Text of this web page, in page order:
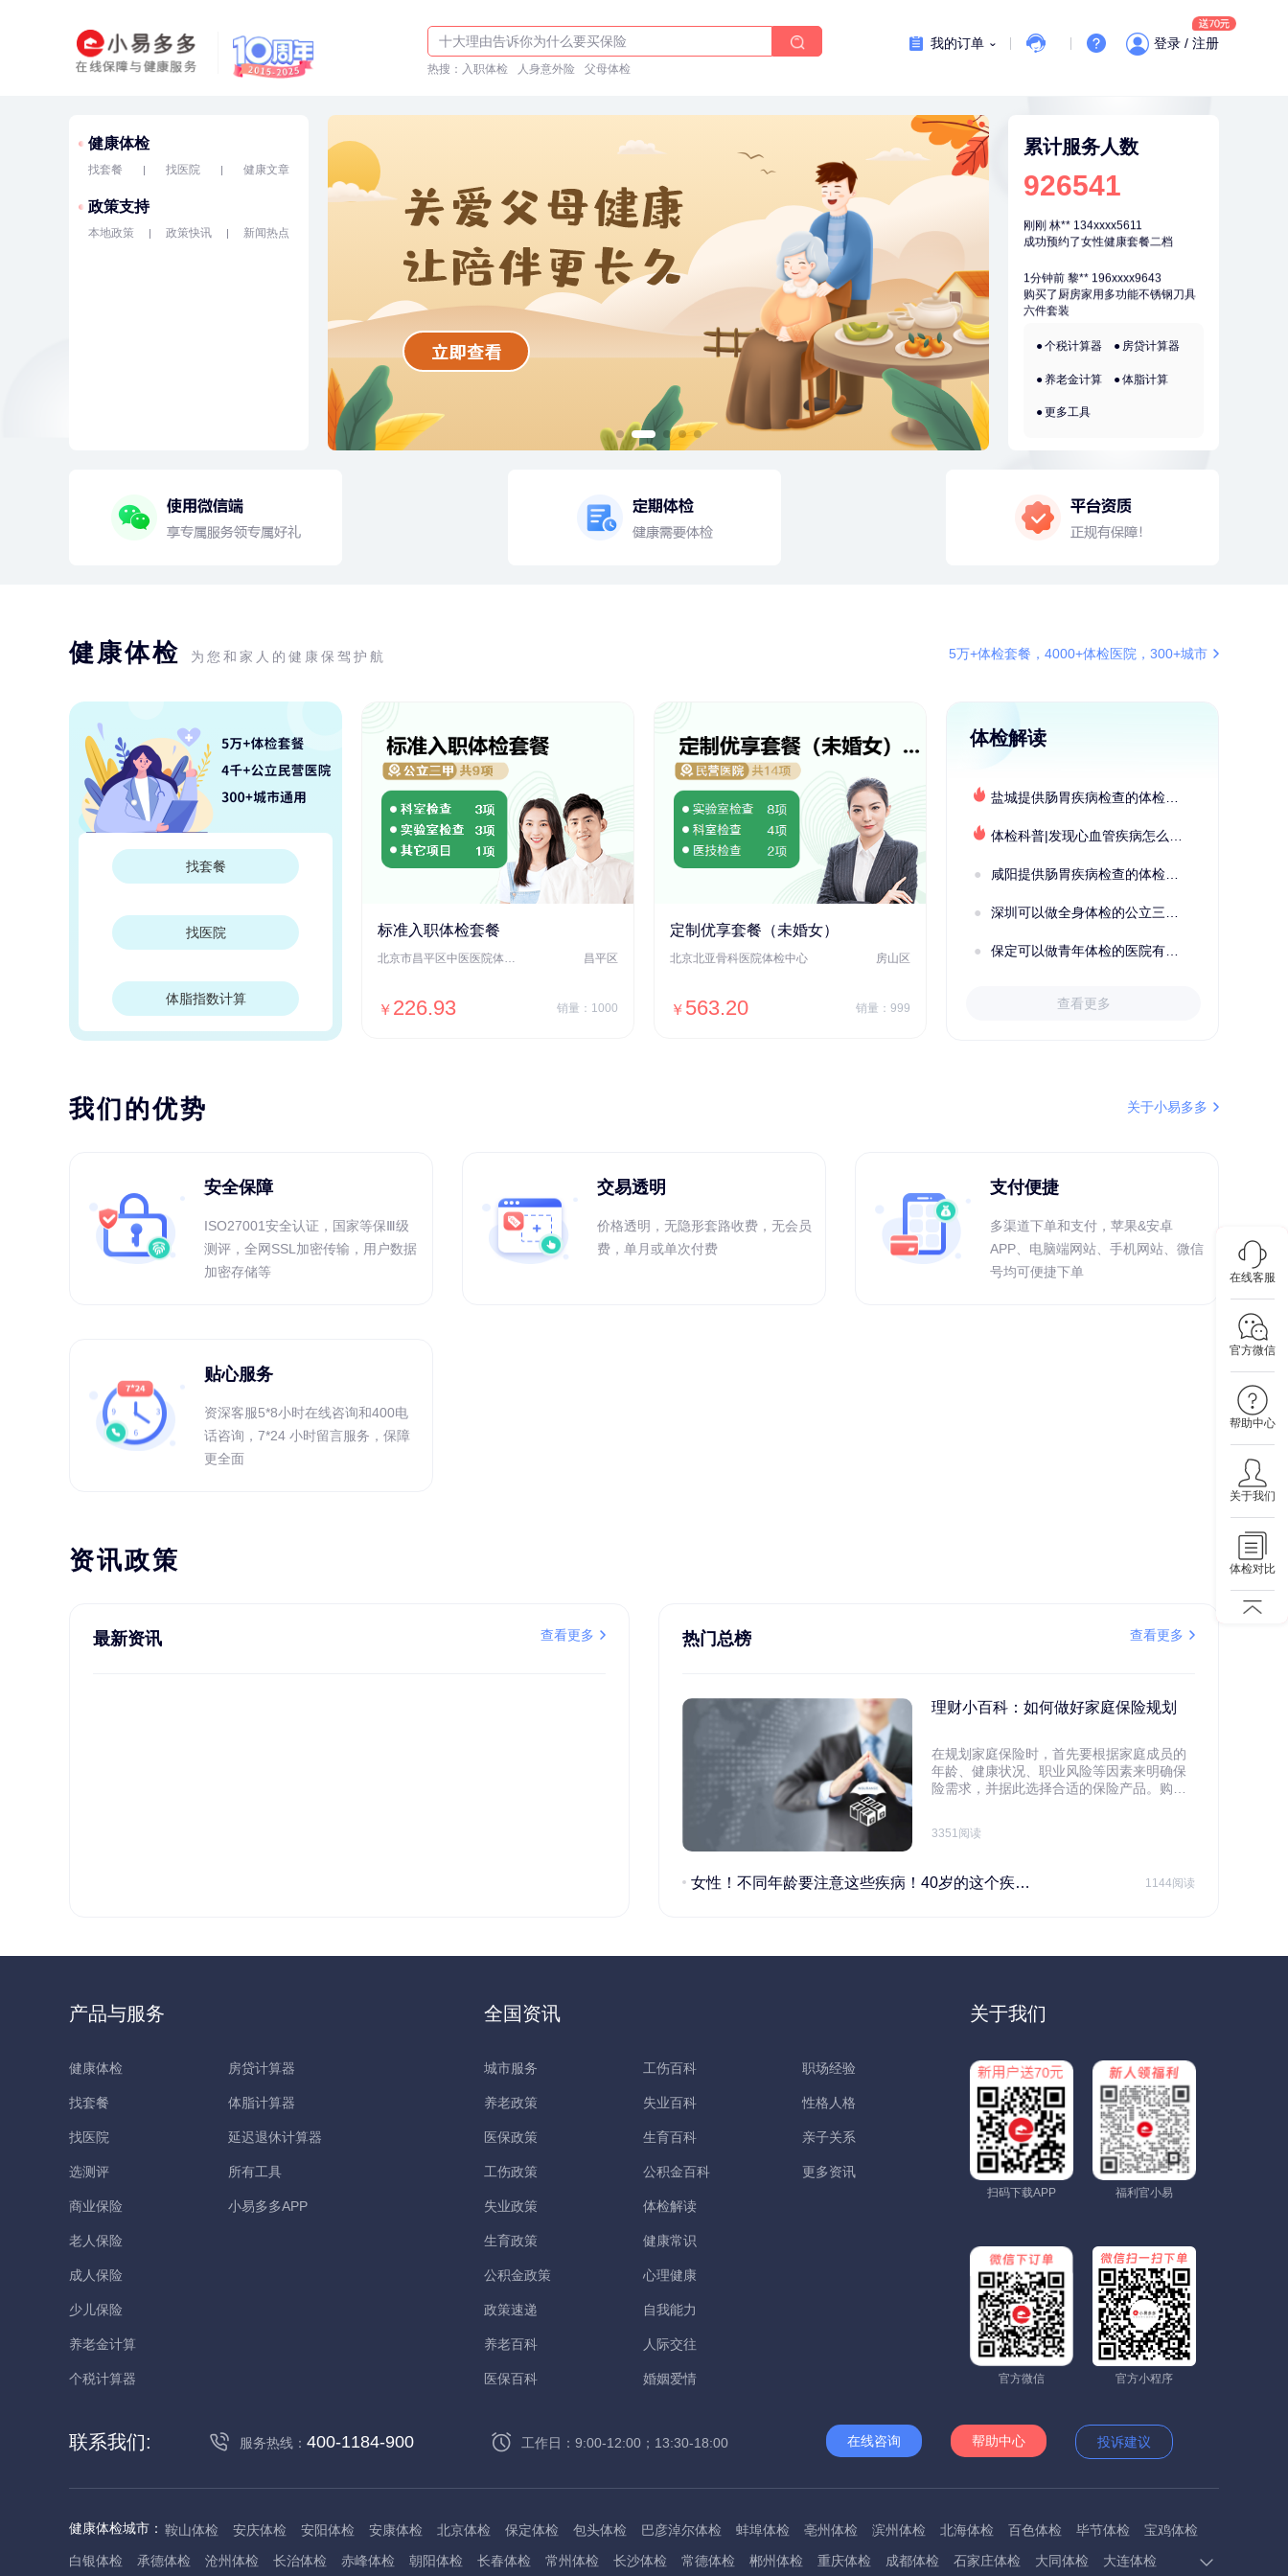
十大理由告诉你为什么要买保险
入职体检在线预约
热搜： 入职体检 人身意外险 父母体检
我的订单 登录 / 注册
健康体检
找套餐 找医院 健康文章
政策支持
本地政策 政策快讯 新闻热点
累计服务人数
926541
购买了时尚羽毛球套装ES-YM601
成功预约了心脏病套餐
刚刚 林** 134xxxx5611
成功预约了女性健康套餐二档
刚刚 林** 134xxxx5611
成功预约了女性健康套餐二档
1分钟前 黎** 196xxxx9643
购买了厨房家用多功能不锈钢刀具
六件套装
购买了美的体重秤 MO-CW5 白色
2分钟前 林** 134xxxx5611
成功预约了入职体检套餐
购买了美的体重秤 MO-CW5 白色
罗** 198xxxx8341
6分钟前 叶** 158xxxx9676
成功预约了女性防癌筛查套餐
7分钟前 毛** 152xxxx1599
刚刚 张** 134xxxx4350
成功预约了心脏病套餐
个税计算器 房贷计算器
养老金计算 体脂计算
更多工具
健康体检 为您和家人的健康保驾护航 5万+体检套餐，4000+体检医院，300+城市
找套餐
找医院
体脂指数计算
标准入职体检套餐
北京市昌平区中医医院体检中心 昌平区
￥ 226.93 销量：1000
定制优享套餐（未婚女）
北京北亚骨科医院体检中心 房山区
￥ 563.20 销量：999
秦皇岛市第一医院体检中心 北戴河区
体检解读
盐城提供肠胃疾病检查的体检套餐有哪些？体检机构有哪些选择？如何预约？
体检科普|发现心血管疾病怎么办？
咸阳提供肠胃疾病检查的体检套餐有哪些？体检机构有哪些选择？如何预约？
深圳可以做全身体检的公立三甲医院及体检套餐汇总
保定可以做青年体检的医院有哪些？有哪些套餐可以选择？
查看更多
我们的优势 关于小易多多
安全保障
ISO27001安全认证，国家等保Ⅲ级
测评，全网SSL加密传输，用户数据
加密存储等
交易透明
价格透明，无隐形套路收费，无会员
费，单月或单次付费
支付便捷
多渠道下单和支付，苹果&安卓
APP、电脑端网站、手机网站、微信
号均可便捷下单
贴心服务
资深客服5*8小时在线咨询和400电
话咨询，7*24 小时留言服务，保障
更全面
资讯政策
最新资讯 查看更多 热门总榜 查看更多
理财小百科：如何做好家庭保险规划
在规划家庭保险时，首先要根据家庭成员的
年龄、健康状况、职业风险等因素来明确保
险需求，并据此选择合适的保险产品。购买
规划家庭财务预算，确保保险费用不会对家
要经济支柱投保。
3351阅读
女性！不同年龄要注意这些疾病！40岁的这个疾病最需要注意！ 1144阅读
产品与服务
健康体检
找套餐
找医院
选测评
商业保险
老人保险
成人保险
少儿保险
养老金计算
个税计算器
房贷计算器
体脂计算器
延迟退休计算器
所有工具
小易多多APP
全国资讯
城市服务
养老政策
医保政策
工伤政策
失业政策
生育政策
公积金政策
政策速递
养老百科
医保百科
工伤百科
失业百科
生育百科
公积金百科
体检解读
健康常识
心理健康
自我能力
人际交往
婚姻爱情
职场经验
性格人格
亲子关系
更多资讯
关于我们
扫码下载APP 福利官小易
官方微信 官方小程序
联系我们: 服务热线： 400-1184-900 工作日：9:00-12:00；13:30-18:00 在线咨询 帮助中心 投诉建议
健康体检城市： 鞍山体检 安庆体检 安阳体检 安康体检 北京体检 保定体检 包头体检 巴彦淖尔体检 蚌埠体检 亳州体检 滨州体检 北海体检 百色体检 毕节体检
宝鸡体检
白银体检
承德体检 沧州体检 长治体检 赤峰体检 朝阳体检 长春体检 常州体检 长沙体检 常德体检 郴州体检 重庆体检 成都体检 石家庄体检 大同体检 大连体检
在线客服
官方微信
帮助中心
关于我们
体检对比